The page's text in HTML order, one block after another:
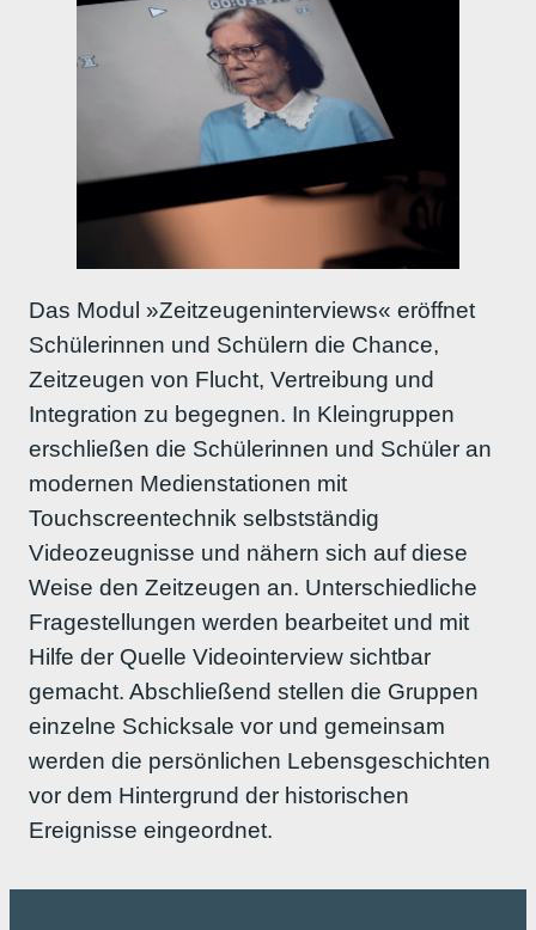
Das Modul »Zeitzeugeninterviews« eröffnet
Schülerinnen und Schülern die Chance,
Zeitzeugen von Flucht, Vertreibung und
Integration zu begegnen. In Kleingruppen
erschließen die Schülerinnen und Schüler an
modernen Medienstationen mit
Touchscreentechnik selbstständig
Videozeugnisse und nähern sich auf diese
Weise den Zeitzeugen an. Unterschiedliche
Fragestellungen werden bearbeitet und mit
Hilfe der Quelle Videointerview sichtbar
gemacht. Abschließend stellen die Gruppen
einzelne Schicksale vor und gemeinsam
werden die persönlichen Lebensgeschichten
vor dem Hintergrund der historischen
Ereignisse eingeordnet.